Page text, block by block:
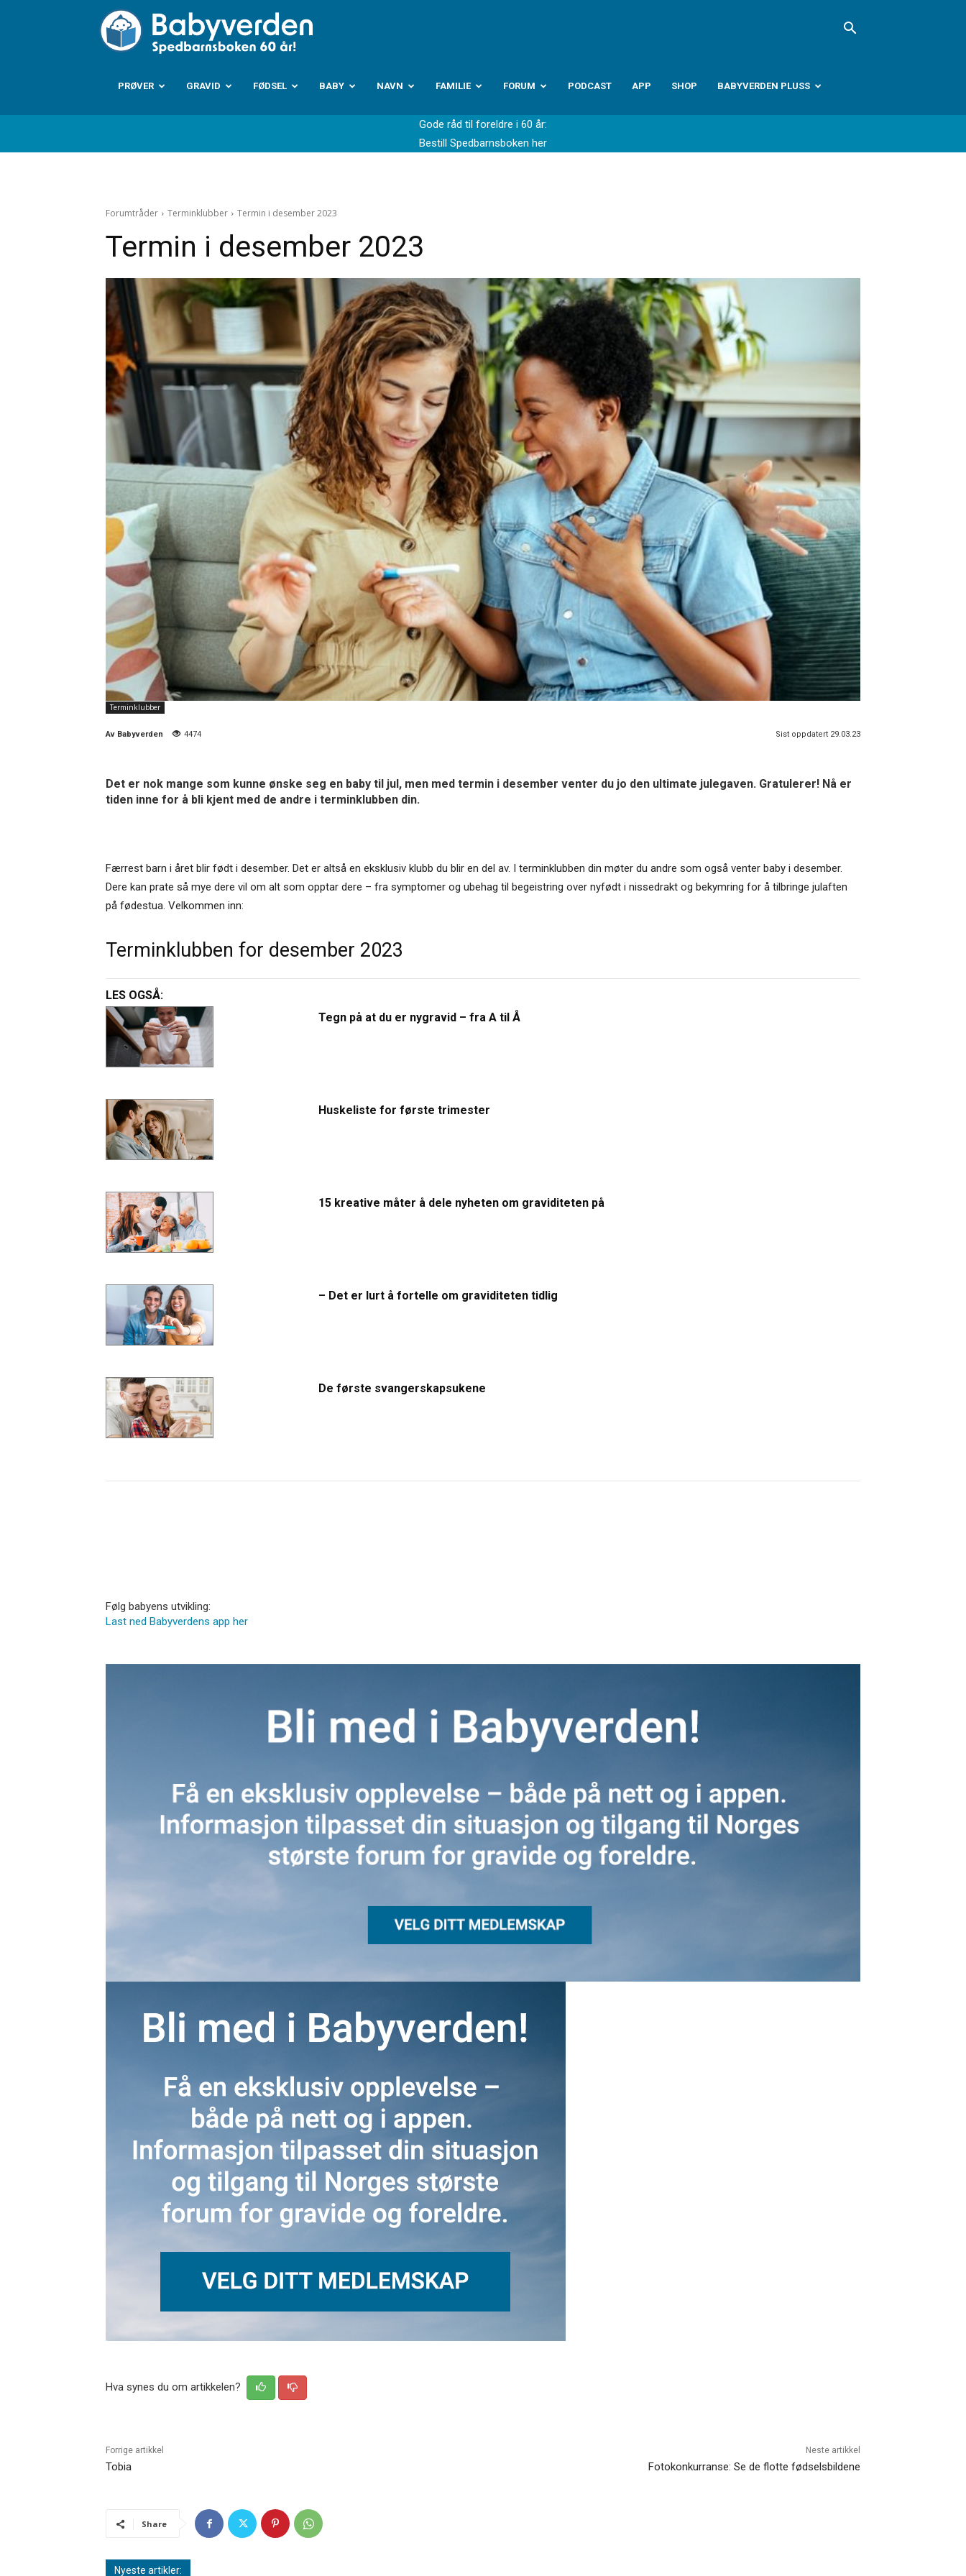
Babyverden.no
PRØVER GRAVID FØDSEL BABY NAVN FAMILIE FORUM PODCAST APP SHOP BABYVERDEN PLUSS
Gode råd til foreldre i 60 år:
Bestill Spedbarnsboken her
Forumtråder Terminklubber Termin i desember 2023
Termin i desember 2023
Terminklubber
Av Babyverden 4474 Sist oppdatert 29.03.23
Det er nok mange som kunne ønske seg en baby til jul, men med termin i desember venter du jo den ultimate julegaven. Gratulerer! Nå er
tiden inne for å bli kjent med de andre i terminklubben din.
Færrest barn i året blir født i desember. Det er altså en eksklusiv klubb du blir en del av. I terminklubben din møter du andre som også venter baby i desember.
Dere kan prate så mye dere vil om alt som opptar dere – fra symptomer og ubehag til begeistring over nyfødt i nissedrakt og bekymring for å tilbringe julaften
på fødestua. Velkommen inn:
Terminklubben for desember 2023
LES OGSÅ:
Tegn på at du er nygravid – fra A til Å
Huskeliste for første trimester
15 kreative måter å dele nyheten om graviditeten på
– Det er lurt å fortelle om graviditeten tidlig
De første svangerskapsukene
Følg babyens utvikling:
Last ned Babyverdens app her
Hva synes du om artikkelen?
Forrige artikkel
Tobia
Neste artikkel
Fotokonkurranse: Se de flotte fødselsbildene
Share
Nyeste artikler: